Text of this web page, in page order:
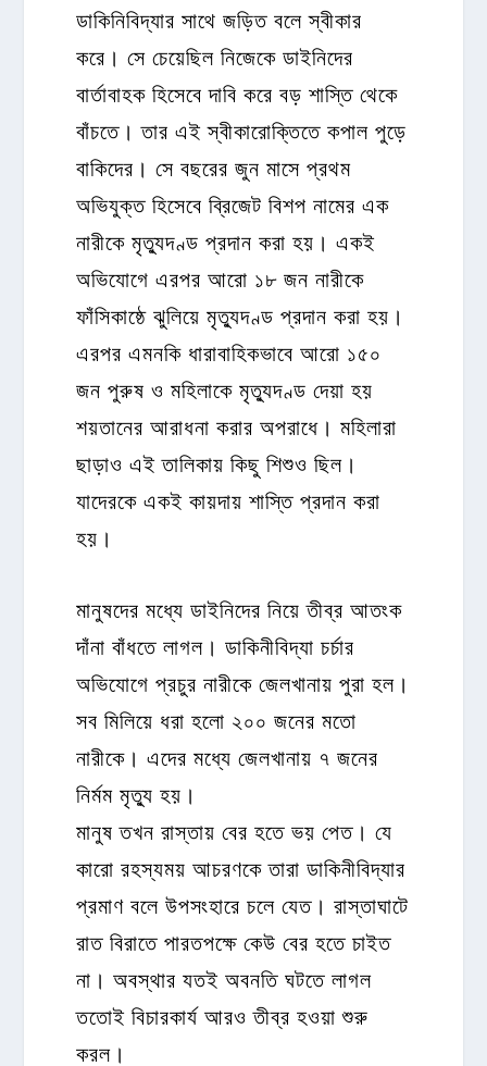
ডাকিনিবিদ্যার সাথে জড়িত বলে স্বীকার
করে। সে চেয়েছিল নিজেকে ডাইনিদের
বার্তাবাহক হিসেবে দাবি করে বড় শাস্তি থেকে
বাঁচতে। তার এই স্বীকারোক্তিতে কপাল পুড়ে
বাকিদের। সে বছরের জুন মাসে প্রথম
অভিযুক্ত হিসেবে ব্রিজেট বিশপ নামের এক
নারীকে মৃত্যুদণ্ড প্রদান করা হয়। একই
অভিযোগে এরপর আরো ১৮ জন নারীকে
ফাঁসিকাষ্ঠে ঝুলিয়ে মৃত্যুদণ্ড প্রদান করা হয়।
এরপর এমনকি ধারাবাহিকভাবে আরো ১৫০
জন পুরুষ ও মহিলাকে মৃত্যুদণ্ড দেয়া হয়
শয়তানের আরাধনা করার অপরাধে। মহিলারা
ছাড়াও এই তালিকায় কিছু শিশুও ছিল।
যাদেরকে একই কায়দায় শাস্তি প্রদান করা
হয়।
মানুষদের মধ্যে ডাইনিদের নিয়ে তীব্র আতংক
দাঁনা বাঁধতে লাগল। ডাকিনীবিদ্যা চর্চার
অভিযোগে প্রচুর নারীকে জেলখানায় পুরা হল।
সব মিলিয়ে ধরা হলো ২০০ জনের মতো
নারীকে। এদের মধ্যে জেলখানায় ৭ জনের
নির্মম মৃত্যু হয়।
মানুষ তখন রাস্তায় বের হতে ভয় পেত। যে
কারো রহস্যময় আচরণকে তারা ডাকিনীবিদ্যার
প্রমাণ বলে উপসংহারে চলে যেত। রাস্তাঘাটে
রাত বিরাতে পারতপক্ষে কেউ বের হতে চাইত
না। অবস্থার যতই অবনতি ঘটতে লাগল
ততোই বিচারকার্য আরও তীব্র হওয়া শুরু
করল।